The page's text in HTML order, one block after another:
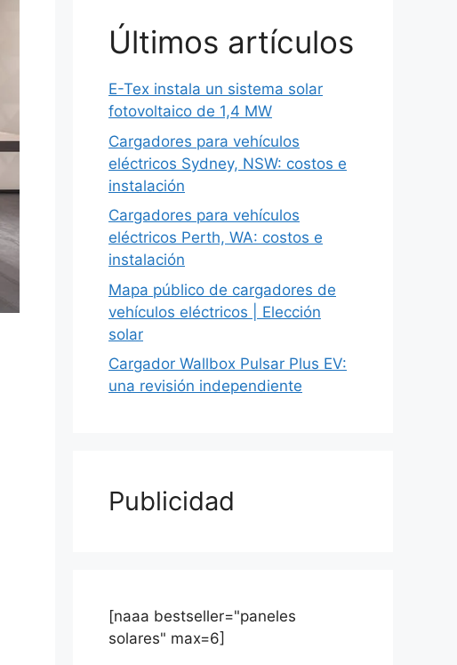
Últimos artículos
E-Tex instala un sistema solar
fotovoltaico de 1,4 MW
Cargadores para vehículos
eléctricos Sydney, NSW: costos e
instalación
Cargadores para vehículos
eléctricos Perth, WA: costos e
instalación
Mapa público de cargadores de
vehículos eléctricos | Elección
solar
Cargador Wallbox Pulsar Plus EV:
una revisión independiente
Publicidad
[naaa bestseller="paneles
solares" max=6]